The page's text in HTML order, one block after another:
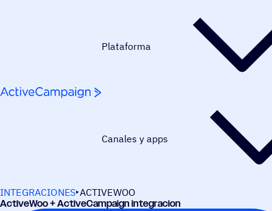
Plataforma
Canales y apps
INTEGRACIONES ACTIVEWOO
Acti­ve­Woo + ActiveCampaign integracion